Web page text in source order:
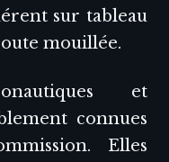
sur tableau
mouillée.
et
connues
Elles